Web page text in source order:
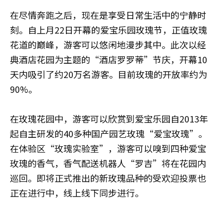
在尽情奔跑之后，现在是享受日常生活中的宁静时
刻。自上月22日开幕的爱宝乐园玫瑰节，正值玫瑰
花道的巅峰，游客可以悠闲地漫步其中。此次以经
典酒店花园为主题的“酒店罗罗蒂”节庆，开幕10
天内吸引了约20万名游客。目前玫瑰的开放率约为
90%。
在玫瑰花园中，游客可以欣赏到爱宝乐园自2013年
起自主研发的40多种国产园艺玫瑰“爱宝玫瑰”。
在体验区“玫瑰实验室”，游客可以嗅到四种爱宝
玫瑰的香气，香气配送机器人“罗吉”将在花园内
巡回。即将正式推出的新玫瑰品种的受欢迎投票也
正在进行中，线上线下同步进行。